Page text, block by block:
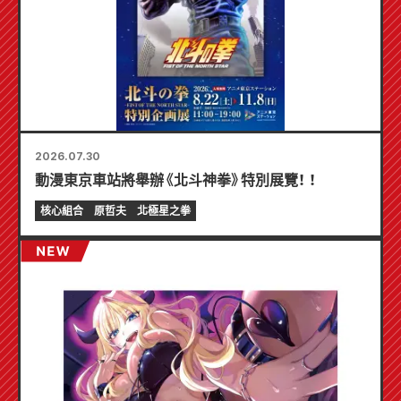
2026.07.30
動漫東京車站將舉辦《北斗神拳》特別展覽！ ！
核心組合 原哲夫 北極星之拳